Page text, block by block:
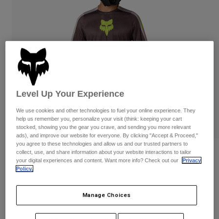
Shorts
Jackor
Handskar
Skydd
Goggles
Strumpor
Tillbehör
Reservdelar
Jackor
Goggles
Strumpor
Väskor & tillbehör
Women
T-Shirts & Tops
Hoodies och pullovers
Jackor
Byxor & Shorts
Shirts
Visa alla
Youth
Sockor
Visa alla
Moto
Hjälmar
Jerseys
Pants
Botas
Ranger Air Off-Road Jersey
Produktnummer
Level Up Your Experience
We use cookies and other technologies to fuel your online experience. They
help us remember you, personalize your visit (think: keeping your cart
stocked, showing you the gear you crave, and sending you more relevant
ads), and improve our website for everyone. By clicking "Accept & Proceed,"
you agree to these technologies and allow us and our trusted partners to
collect, use, and share information about your website interactions to tailor
your digital experiences and content. Want more info? Check out our
Privacy
Policy.
Manage Choices